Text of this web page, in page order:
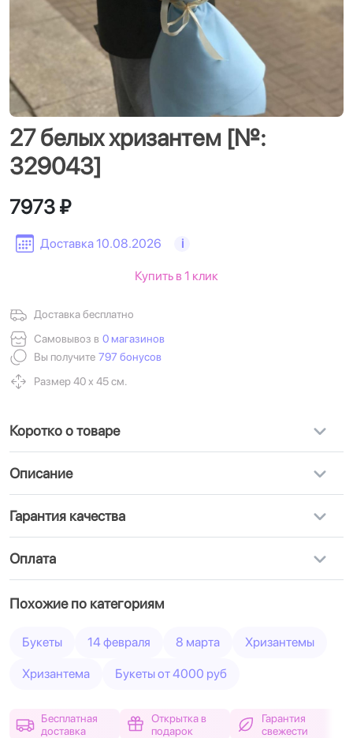
27 белых хризантем [№:
329043]
Доставка 10.08.2026 i
7973 ₽
Доставка бесплатно
Самовывоз в 0 магазинов
Вы получите 797 бонусов
Размер 40 х 45 см.
Купить в 1 клик
Коротко о товаре
Описание
Гарантия качества
Оплата
Похожие по категориям
Букеты 14 февраля 8 марта Хризантемы
Хризантема Букеты от 4000 руб
Бесплатная
доставка
Открытка в
подарок
Гарантия
свежести